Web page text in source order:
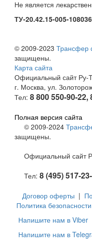
Не является
ТУ-20.42.15-005-
© 2009-2023 Трансфер
защищены.
Карта сайта
Официальный сайт Ру-
г. Москва, ул.
Тел: 8 800 550-90-22,
Полная версия сайта
© 2009-2024
защищены.
Официальный сайт
Тел: 8 (495) 517-
Договор оферты |
Политика безопасности
Напишите нам в Viber
Напишите нам в